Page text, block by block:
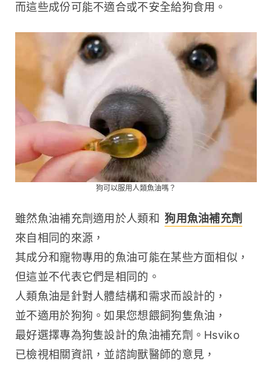
而這些成份可能不適合或不安全給狗食用。
狗可以服用人類魚油嗎？
雖然魚油補充劑適用於人類和 狗用魚油補充劑
來自相同的來源，
其成分和寵物專用的魚油可能在某些方面相似，
但這並不代表它們是相同的。
人類魚油是針對人體結構和需求而設計的，
並不適用於狗狗。如果您想餵飼狗隻魚油，
最好選擇專為狗隻設計的魚油補充劑。Hsviko
已檢視相關資訊，並諮詢獸醫師的意見，